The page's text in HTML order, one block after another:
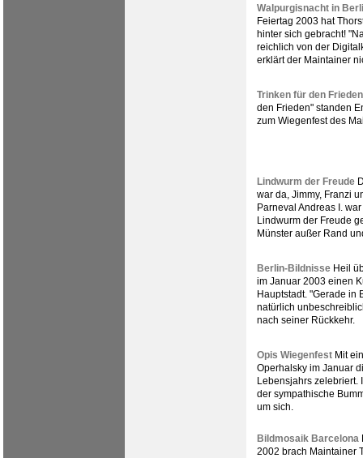
Walpurgisnacht in
Feiertag 2003 hat
hinter sich gebracht!
reichlich von der
erklärt der Maintainer
Trinken für den Frieden
den Frieden" standen
zum Wiegenfest des
Lindwurm der Freude
war da, Jimmy, Franzi
Parneval Andreas I.
Lindwurm der Freude
Münster außer Rand
Berlin-Bildnisse Heil
im Januar 2003 einen
Hauptstadt. "Gerade in
natürlich
nach seiner Rückkehr.
Opis Wiegenfest Mit
Operhalsky im Januar
Lebensjahrs zelebriert.
der sympathische
um sich.
Bildmosaik Barcelona
2002 brach Maintainer